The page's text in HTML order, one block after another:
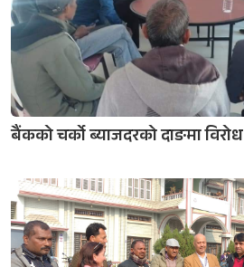
बैंकको चर्को ब्याजदरको दाङमा विरोध